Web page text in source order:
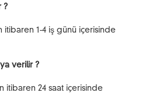
?
itibaren 1-4 iş günü içerisinde
verilir ?
itibaren 24 saat içerisinde